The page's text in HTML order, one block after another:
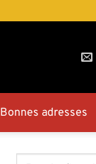
Bonnes adresses